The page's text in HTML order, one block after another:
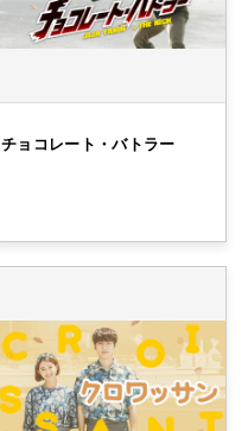
チョコレート・バトラー